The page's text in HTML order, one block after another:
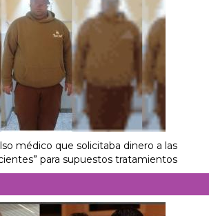
médico que solicitaba dinero a las
para supuestos tratamientos